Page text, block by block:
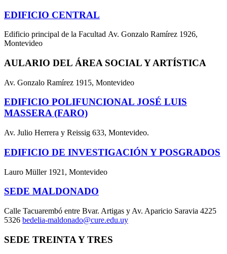
EDIFICIO CENTRAL
Edificio principal de la Facultad Av. Gonzalo Ramírez 1926,
Montevideo
AULARIO DEL ÁREA SOCIAL Y ARTÍSTICA
Av. Gonzalo Ramírez 1915, Montevideo
EDIFICIO POLIFUNCIONAL JOSÉ LUIS
MASSERA (FARO)
Av. Julio Herrera y Reissig 633, Montevideo.
EDIFICIO DE INVESTIGACIÓN Y POSGRADOS
Lauro Müller 1921, Montevideo
SEDE MALDONADO
Calle Tacuarembó entre Bvar. Artigas y Av. Aparicio Saravia 4225
5326 bedelia-maldonado@cure.edu.uy
SEDE TREINTA Y TRES